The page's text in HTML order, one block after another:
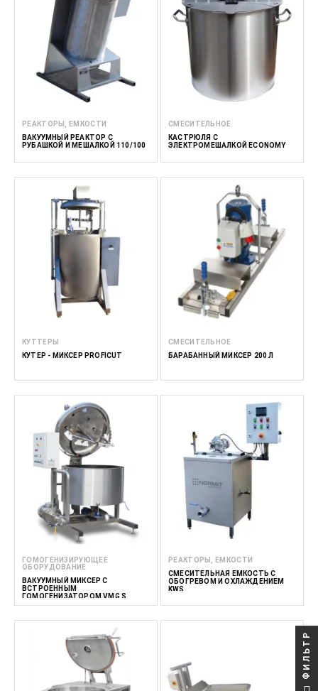
РЕАКТОРЫ, ЕМКОСТИ
ВАКУУМНЫЙ РЕАКТОР С
РУБАШКОЙ И МЕШАЛКОЙ 110/100
СМЕСИТЕЛЬНОЕ
КАСТРЮЛЯ С
ЭЛЕКТРОМЕШАЛКОЙ ECONOMY
КУТТЕРЫ
КУТЕР - МИКСЕР PROFICUT
СМЕСИТЕЛЬНОЕ
БАРАБАННЫЙ МИКСЕР 200 Л
ГОМОГЕНИЗИРУЮЩЕЕ
ОБОРУДОВАНИЕ
ВАКУУМНЫЙ МИКСЕР С
ВСТРОЕННЫМ
ГОМОГЕНИЗАТОРОМ VMG S
РЕАКТОРЫ, ЕМКОСТИ
СМЕСИТЕЛЬНАЯ ЕМКОСТЬ С
ОБОГРЕВОМ И ОХЛАЖДЕНИЕМ
KWS
ФИЛЬТР